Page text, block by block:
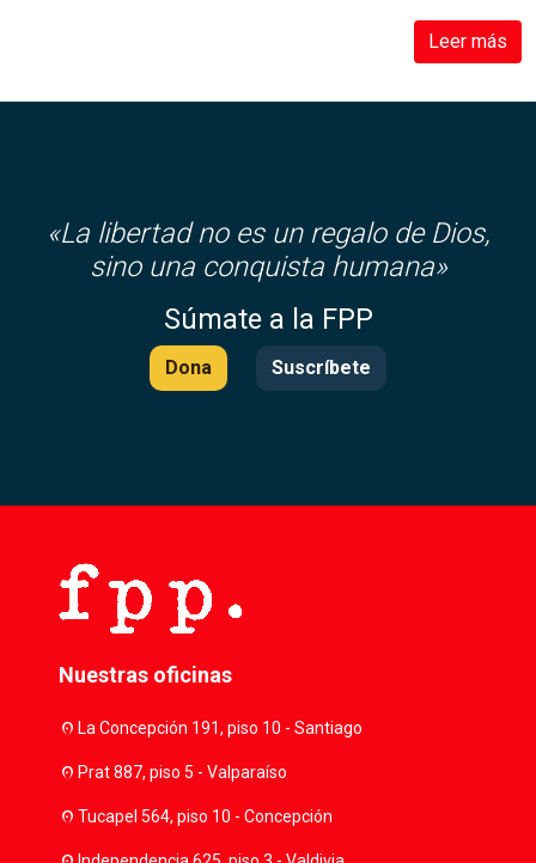
Leer más
«La libertad no es un regalo de Dios,
sino una conquista humana»
Súmate a la FPP
Dona Suscríbete
Nuestras oficinas
location_onLa Concepción 191, piso 10 - Santiago
location_onPrat 887, piso 5 - Valparaíso
location_onTucapel 564, piso 10 - Concepción